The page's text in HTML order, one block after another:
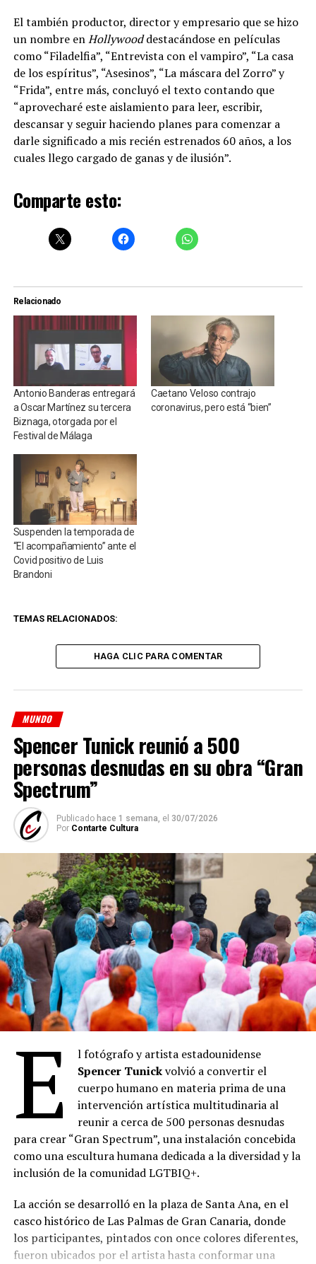
El también productor, director y empresario que se hizo
un nombre enHollywooddestacándose en películas
como “Filadelfia”, “Entrevista con el vampiro”, “La casa
de los espíritus”, “Asesinos”, “La máscara del Zorro” y
“Frida”, entre más, concluyó el texto contando que
“aprovecharé este aislamiento para leer, escribir,
descansar y seguir haciendo planes para comenzar a
darle significado a mis recién estrenados 60 años, a los
cuales llego cargado de ganas y de ilusión”.
Comparte esto:
Relacionado
Antonio Banderas entregará
a Oscar Martínez su tercera
Biznaga, otorgada por el
Festival de Málaga
Caetano Veloso contrajo
coronavirus, pero está “bien”
Suspenden la temporada de
“El acompañamiento” ante el
Covid positivo de Luis
Brandoni
TEMAS RELACIONADOS:
HAGA CLIC PARA COMENTAR
MUNDO
Spencer Tunick reunió a 500
personas desnudas en su obra “Gran
Spectrum”
Publicado hace 1 semana, el 30/07/2026
Por Contarte Cultura
E
l fotógrafo y artista estadounidense
Spencer Tunickvolvió a convertir el
cuerpo humano en materia prima de una
intervención artística multitudinaria al
reunir a cerca de 500 personas desnudas
para crear “Gran Spectrum”, una instalación concebida
como una escultura humana dedicada a la diversidad y la
inclusión de la comunidad LGTBIQ+.
La acción se desarrolló en la plaza de Santa Ana, en el
casco histórico de Las Palmas de Gran Canaria, donde
los participantes, pintados con once colores diferentes,
fueron ubicados por el artista hasta conformar una